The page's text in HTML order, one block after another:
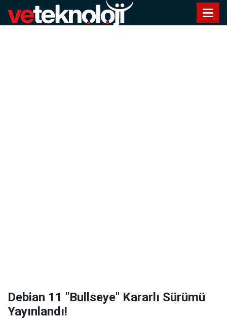
Debian 11 "Bullseye" Kararlı Sürümü
Yayınlandı!